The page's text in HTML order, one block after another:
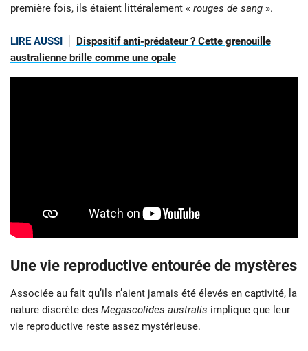
première fois, ils étaient littéralement « rouges de sang ».
LIRE AUSSI
Dispositif anti-prédateur ? Cette grenouille
australienne brille comme une opale
Une vie reproductive entourée de mystères
Associée au fait qu’ils n’aient jamais été élevés en captivité, la
nature discrète des Megascolides australis implique que leur
vie reproductive reste assez mystérieuse.